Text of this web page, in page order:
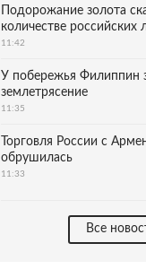
Подорожание золота
количестве российских
11:42
У побережья Филиппин
землетрясение
11:35
Торговля России с
обрушилась
11:33
Все